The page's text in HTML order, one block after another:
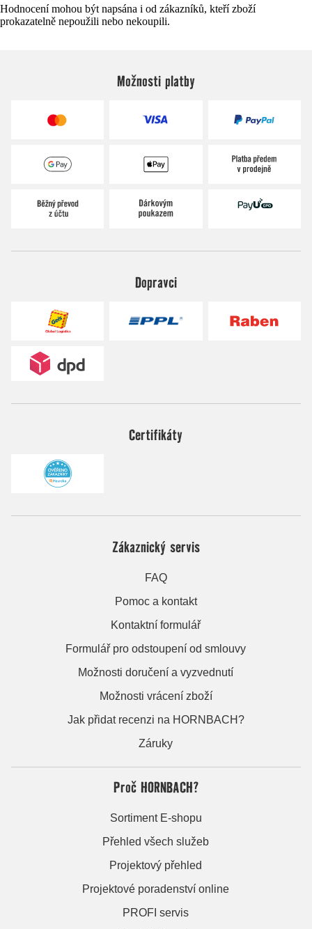
Hodnocení mohou být napsána i od zákazníků, kteří zboží
prokazatelně nepoužili nebo nekoupili.
Možnosti platby
Dopravci
Certifikáty
Zákaznický servis
FAQ
Pomoc a kontakt
Kontaktní formulář
Formulář pro odstoupení od smlouvy
Možnosti doručení a vyzvednutí
Možnosti vrácení zboží
Jak přidat recenzi na HORNBACH?
Záruky
Proč HORNBACH?
Sortiment E-shopu
Přehled všech služeb
Projektový přehled
Projektové poradenství online
PROFI servis